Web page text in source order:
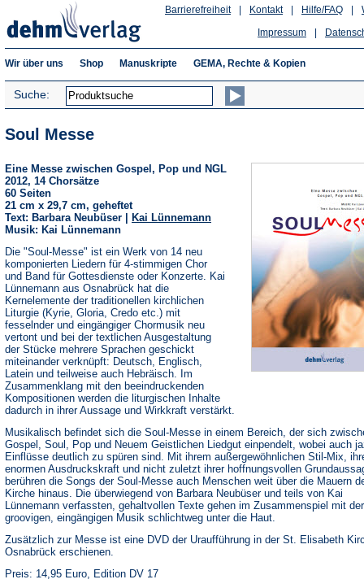
Hilfe/FAQ
Kontakt
Barrierefreiheit
Impressum
Wir über uns Shop Manuskripte GEMA, Rechte & Kopien
Suche:
Soul Messe
Eine Messe zwischen Gospel, Pop und NGL
2012, 14 Chorsätze
60 Seiten
21 cm x 29,7 cm, geheftet
Text: Barbara Neubüser |
Kai Lünnemann
Musik: Kai Lünnemann
Die "Soul-Messe" ist ein Werk von 14 neu
komponierten Liedern für 4-stimmigen Chor
und Band für Gottesdienste oder Konzerte. Kai
Lünnemann aus Osnabrück hat die
Kernelemente der traditionellen kirchlichen
Liturgie (Kyrie, Gloria, Credo etc.) mit
fesselnder und eingängiger Chormusik neu
vertont und bei der textlichen Ausgestaltung
der Stücke mehrere Sprachen geschickt
miteinander verknüpft: Deutsch, Englisch,
Latein und teilweise auch Hebräisch. Im
Zusammenklang mit den beeindruckenden
Kompositionen werden die liturgischen Inhalte
dadurch in ihrer Aussage und Wirkkraft verstärkt.
Musikalisch befindet sich die Soul-Messe in einem Bereich, der sich
Gospel, Soul, Pop und Neuem Geistlichen Liedgut einpendelt, wobei auch
Einflüsse deutlich zu spüren sind. Mit ihrem außergewöhnlichen Stil-Mix,
enormen Ausdruckskraft und nicht zuletzt ihrer hoffnungsvollen
berühren die Songs der Soul-Messe auch Menschen weit über die Mauern
Kirche hinaus. Die überwiegend von Barbara Neubüser und teils von Kai
Lünnemann verfassten, gehaltvollen Texte gehen im Zusammenspiel mit der
groovigen, eingängigen Musik schlichtweg unter die Haut.
Zusätzlich zur Messe ist eine DVD der Uraufführung in der St. Elisabeth
Osnabrück erschienen.
Preis: 14,95 Euro, Edition DV 17